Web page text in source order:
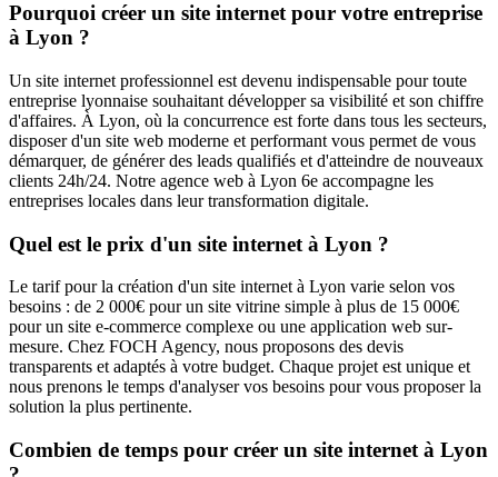
Pourquoi créer un site internet pour votre entreprise
à Lyon ?
Un site internet professionnel est devenu indispensable pour toute
entreprise lyonnaise souhaitant développer sa visibilité et son chiffre
d'affaires. À Lyon, où la concurrence est forte dans tous les secteurs,
disposer d'un site web moderne et performant vous permet de vous
démarquer, de générer des leads qualifiés et d'atteindre de nouveaux
clients 24h/24. Notre agence web à Lyon 6e accompagne les
entreprises locales dans leur transformation digitale.
Quel est le prix d'un site internet à Lyon ?
Le tarif pour la création d'un site internet à Lyon varie selon vos
besoins : de 2 000€ pour un site vitrine simple à plus de 15 000€
pour un site e-commerce complexe ou une application web sur-
mesure. Chez FOCH Agency, nous proposons des devis
transparents et adaptés à votre budget. Chaque projet est unique et
nous prenons le temps d'analyser vos besoins pour vous proposer la
solution la plus pertinente.
Combien de temps pour créer un site internet à Lyon